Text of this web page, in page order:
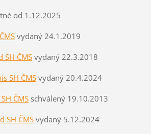
od 1.12.2025
vydaný 24.1.2019
SH ČMSvydaný 22.3.2018
SH ČMSvydaný 20.4.2024
ČMSschválený 19.10.2013
SH ČMSvydaný 5.12.2024